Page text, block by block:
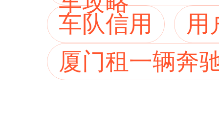
车队信用
用
厦门租一辆奔